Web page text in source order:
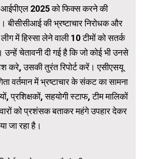
आईपीएल 2025 को फिक्स करने की
बीसीसीआई की भ्रष्टाचार निरोधक और
में हिस्सा लेने वाली 10 टीमों को सतर्क
चेतावनी दी गई है कि जो कोई भी उनसे
करे, उसकी तुरंत रिपोर्ट करें। एसीएसयू
वर्तमान में भ्रष्टाचार के संकट का सामना
प्रशिक्षकों, सहयोगी स्टाफ, टीम मालिकों
को प्रशंसक बताकर महंगे उपहार देकर
जा रहा है।